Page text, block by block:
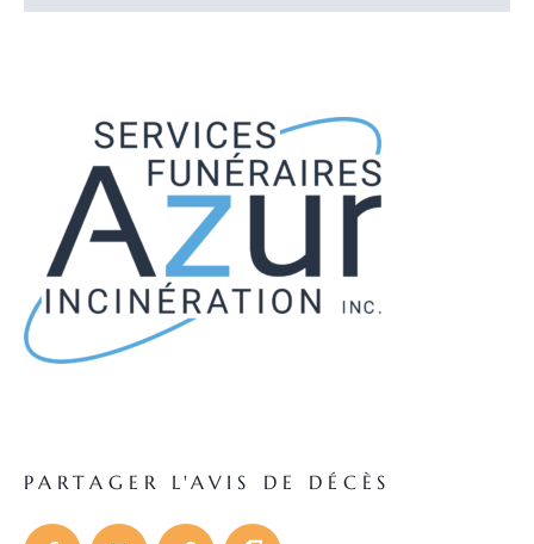
PARTAGER L'AVIS DE DÉCÈS